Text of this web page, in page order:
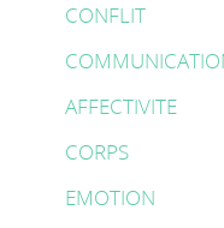
CONFLIT
AFFECTIVITE
CORPS
EMOTION